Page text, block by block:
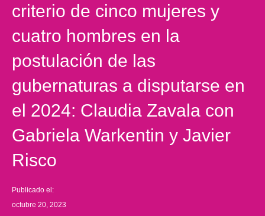
criterio de cinco mujeres y
cuatro hombres en la
postulación de las
gubernaturas a disputarse en
el 2024: Claudia Zavala con
Gabriela Warkentin y Javier
Risco
Publicado el:
octubre 20, 2023